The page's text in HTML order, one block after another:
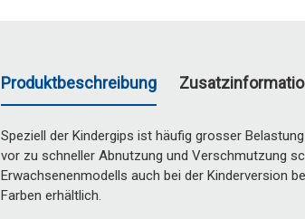
Produktbeschreibung
Speziell der Kindergips ist häufig grosser
vor zu schneller Abnutzung und Verschmutzung
Erwachsenenmodells auch bei der Kinderversion
Farben erhältlich.